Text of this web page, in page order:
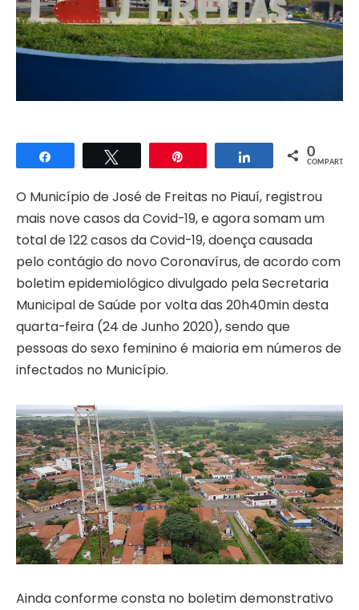
Compartilhar Compartilhar
0
COMPART.
O Município de José de Freitas no Piauí, registrou
mais nove casos da Covid-19, e agora somam um
total de 122 casos da Covid-19, doença causada
pelo contágio do novo Coronavírus, de acordo com
boletim epidemiológico divulgado pela Secretaria
Municipal de Saúde por volta das 20h40min desta
quarta-feira (24 de Junho 2020), sendo que
pessoas do sexo feminino é maioria em números de
infectados no Município.
Ainda conforme consta no boletim demonstrativo